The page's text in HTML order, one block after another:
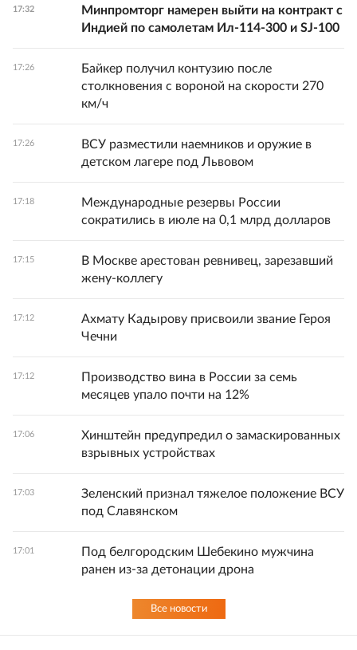
17:32
Минпромторг намерен выйти на контракт с
Индией по самолетам Ил-114-300 и SJ-100
17:26
Байкер получил контузию после
столкновения с вороной на скорости 270
км/ч
17:26
ВСУ разместили наемников и оружие в
детском лагере под Львовом
17:18
Международные резервы России
сократились в июле на 0,1 млрд долларов
17:15
В Москве арестован ревнивец, зарезавший
жену-коллегу
17:12
Ахмату Кадырову присвоили звание Героя
Чечни
17:12
Производство вина в России за семь
месяцев упало почти на 12%
17:06
Хинштейн предупредил о замаскированных
взрывных устройствах
17:03
Зеленский признал тяжелое положение ВСУ
под Славянском
17:01
Под белгородским Шебекино мужчина
ранен из-за детонации дрона
Все новости